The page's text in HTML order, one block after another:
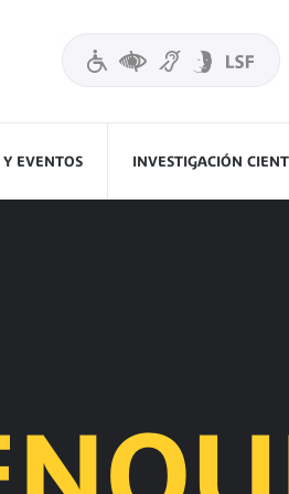
Y EVENTOS INVESTIGACIÓN